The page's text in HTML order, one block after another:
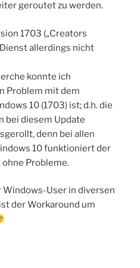
geroutet zu werden.
1703 („Creators
allerdings nicht
konnte ich
Problem mit dem
10 (1703) ist; d.h. die
bei diesem Update
denn bei allen
10 funktioniert der
ohne Probleme.
Windows-User in diversen
der Workaround um